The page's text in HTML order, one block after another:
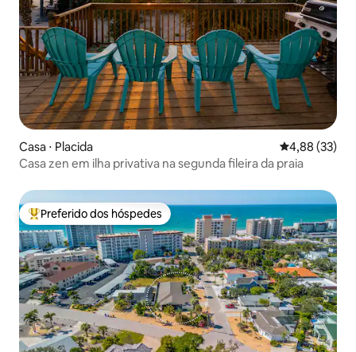
Casa ⋅ Placida 4,88 de uma
4,88 (33)
Casa zen em ilha privativa na segunda fileira da praia
Entre os melhores preferidos dos hóspedes
Preferido dos hóspedes